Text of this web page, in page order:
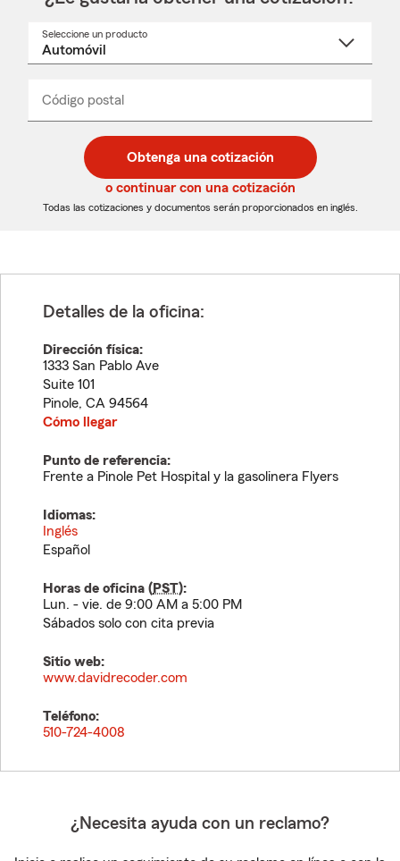
Seleccione un producto
desplegable
Código postal
de
5
dígitos
de
5
dígitos
_____
Obtenga una cotización
o continuar con una cotización
Todas las cotizaciones y documentos serán proporcionados en inglés.
Detalles de la oficina:
Dirección física:
1333 San Pablo Ave
Suite 101
Pinole, CA 94564
Cómo llegar
Punto de referencia:
Frente a Pinole Pet Hospital y la gasolinera Flyers
Idiomas:
Inglés
Español
Horas de oficina (PST):
Lun. - vie. de 9:00 AM a 5:00 PM
Sábados solo con cita previa
Sitio web:
www.davidrecoder.com
Teléfono:
510-724-4008
¿Necesita ayuda con un reclamo?